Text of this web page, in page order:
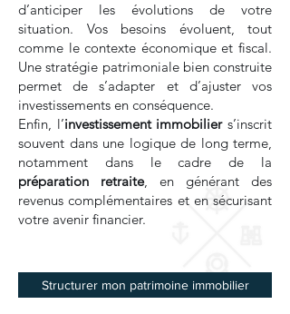
d’anticiper les évolutions de votre
situation. Vos besoins évoluent, tout
comme le contexte économique et fiscal.
Une stratégie patrimoniale bien construite
permet de s’adapter et d’ajuster vos
investissements en conséquence.
Enfin, l’investissement immobiliers’inscrit
souvent dans une logique de long terme,
notamment dans le cadre de la
préparation retraite, en générant des
revenus complémentaires et en sécurisant
votre avenir financier.
Structurer mon patrimoine immobilier